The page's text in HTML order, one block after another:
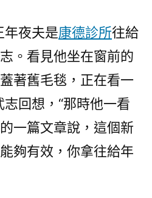
年夜夫是康德診所往給
。看見他坐在窗前的
著舊毛毯，正在看一
回想，“那時他一看
一篇文章說，這個新
夠有效，你拿往給年